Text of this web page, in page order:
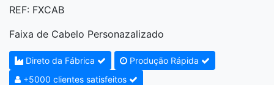
REF: FXCAB
Faixa de Cabelo Personazalizado
Direto da Fábrica
Produção Rápida
+5000 clientes satisfeitos